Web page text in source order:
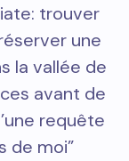
trouver
une
la vallée de
avant de
requête
de moi”